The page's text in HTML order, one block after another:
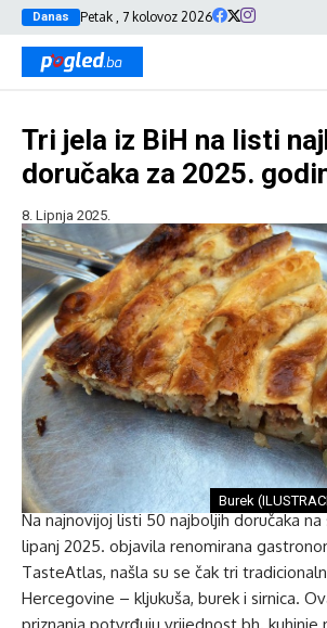
Danas Petak , 7 kolovoz 2026
Tri jela iz BiH na listi
doručaka za 2025.
8. Lipnja 2025.
Burek
Na najnovijoj listi 50 najboljih doručaka
lipanj 2025. objavila renomirana
TasteAtlas, našla su se čak tri
Hercegovine – kljukuša, burek i sirnica.